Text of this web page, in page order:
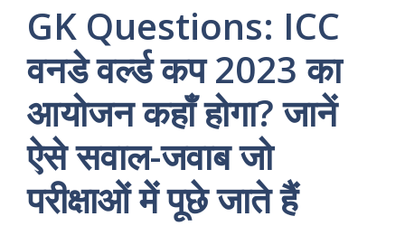
GK Questions: ICC
वनडे वर्ल्ड कप 2023 का
आयोजन कहाँ होगा? जानें
ऐसे सवाल-जवाब जो
परीक्षाओं में पूछे जाते हैं